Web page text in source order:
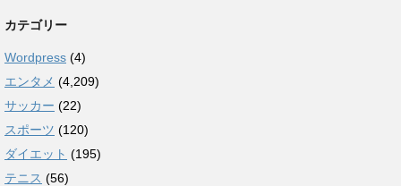
カテゴリー
Wordpress (4)
エンタメ (4,209)
サッカー (22)
スポーツ (120)
ダイエット (195)
テニス (56)